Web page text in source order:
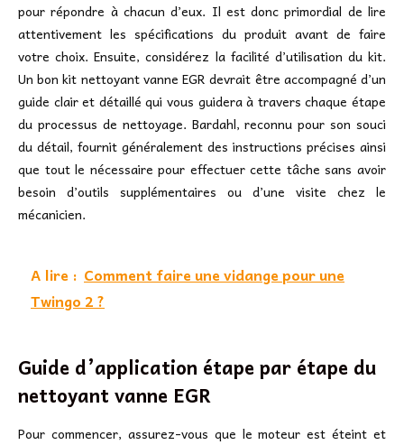
pour répondre à chacun d’eux. Il est donc primordial de lire
attentivement les spécifications du produit avant de faire
votre choix. Ensuite, considérez la facilité d’utilisation du kit.
Un bon kit nettoyant vanne EGR devrait être accompagné d’un
guide clair et détaillé qui vous guidera à travers chaque étape
du processus de nettoyage. Bardahl, reconnu pour son souci
du détail, fournit généralement des instructions précises ainsi
que tout le nécessaire pour effectuer cette tâche sans avoir
besoin d’outils supplémentaires ou d’une visite chez le
mécanicien.
A lire : Comment faire une vidange pour une
Twingo 2 ?
Guide d’application étape par étape du
nettoyant vanne EGR
Pour commencer, assurez-vous que le moteur est éteint et